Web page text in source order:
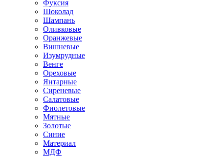
Фуксия
Шоколад
Шампань
Оливковые
Оранжевые
Вишневые
Изумрудные
Венге
Ореховые
Янтарные
Сиреневые
Салатовые
Фиолетовые
Мятные
Золотые
Синие
Материал
МДФ